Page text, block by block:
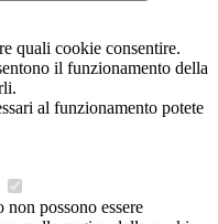
quali cookie consentire.
il funzionamento della
al funzionamento potete
possono essere